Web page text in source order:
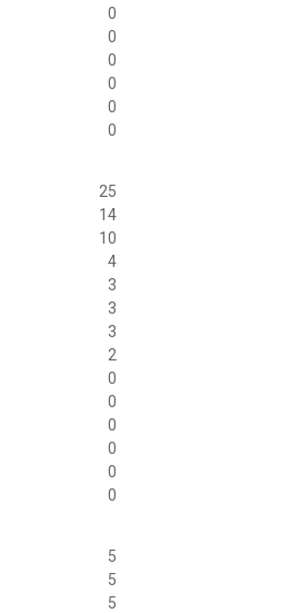
0
0
0
0
0
0
25
14
10
4
3
3
3
2
0
0
0
0
0
0
5
5
5